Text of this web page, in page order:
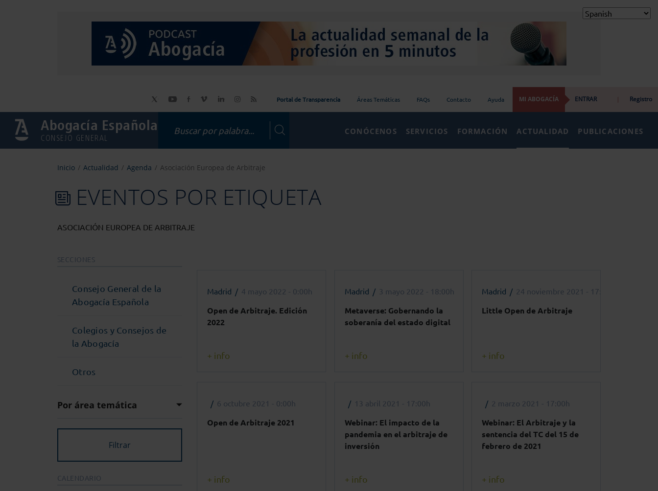
Portal de Transparencia Áreas Temáticas FAQs Contacto Ayuda MI ABOGACÍA ENTRAR | Registro
Abogacía Española
CONSEJO GENERAL
CONÓCENOS SERVICIOS FORMACIÓN ACTUALIDAD PUBLICACIONES
Inicio Actualidad Agenda Asociación Europea de Arbitraje
EVENTOS POR ETIQUETA
ASOCIACIÓN EUROPEA DE ARBITRAJE
SECCIONES
Consejo General de la
Abogacía Española
Colegios y Consejos de
la Abogacía
Otros
Por área temática
CALENDARIO
Madrid 4 mayo 2022 - 0:00h
Open de Arbitraje. Edición
2022
+ info
Madrid 3 mayo 2022 - 18:00h
Metaverse: Gobernando la
soberanía del estado digital
+ info
Madrid 24 noviembre 2021 - 17:00h
Little Open de Arbitraje
+ info
6 octubre 2021 - 0:00h
Open de Arbitraje 2021
+ info
13 abril 2021 - 17:00h
Webinar: El impacto de la
pandemia en el arbitraje de
inversión
+ info
2 marzo 2021 - 17:00h
Webinar: El Arbitraje y la
sentencia del TC del 15 de
febrero de 2021
+ info